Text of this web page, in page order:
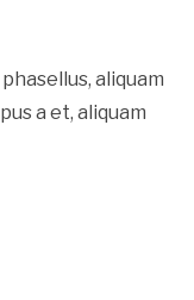
aliquam
a et, aliquam